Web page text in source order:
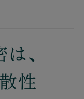
、
性